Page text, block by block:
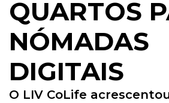
QUARTOS
NÓMADAS
DIGITAIS
O LIV CoLife